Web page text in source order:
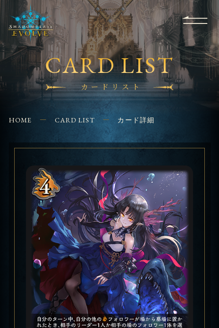
Q&A
EVENT SHOPS
FOR
BEGINNERS
APPLICATION
CONTACT
CARD LIST
カードリスト
HOME CARD LIST カード詳細